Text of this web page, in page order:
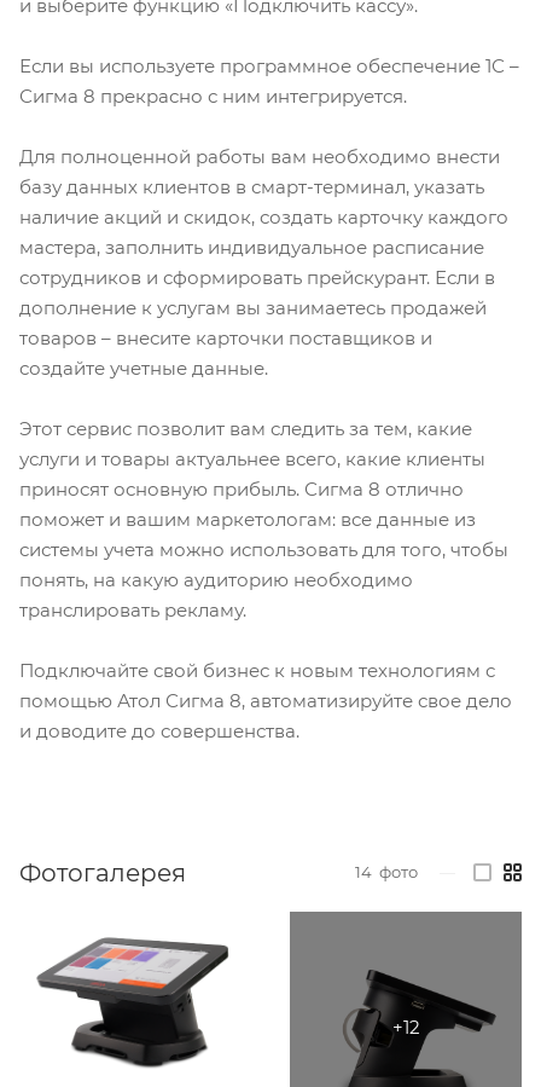
и выберите функцию «Подключить кассу».
Если вы используете программное обеспечение 1С –
Сигма 8 прекрасно с ним интегрируется.
Для полноценной работы вам необходимо внести
базу данных клиентов в смарт-терминал, указать
наличие акций и скидок, создать карточку каждого
мастера, заполнить индивидуальное расписание
сотрудников и сформировать прейскурант. Если в
дополнение к услугам вы занимаетесь продажей
товаров – внесите карточки поставщиков и
создайте учетные данные.
Этот сервис позволит вам следить за тем, какие
услуги и товары актуальнее всего, какие клиенты
приносят основную прибыль. Сигма 8 отлично
поможет и вашим маркетологам: все данные из
системы учета можно использовать для того, чтобы
понять, на какую аудиторию необходимо
транслировать рекламу.
Подключайте свой бизнес к новым технологиям с
помощью Атол Сигма 8, автоматизируйте свое дело
и доводите до совершенства.
Фотогалерея 14 фото